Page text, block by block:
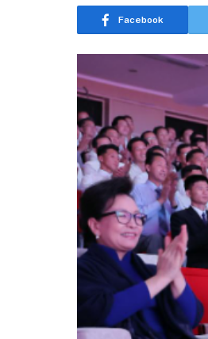
Facebook